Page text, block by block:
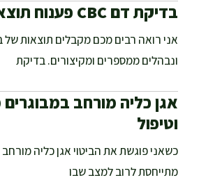
בדיקת דם CBC פענוח תוצאות
ונבהלים ממספרים ומקיצורים. בדיקת
אגן כליה מורחב
וטיפול
כשאני פוגשת את הביטוי אגן כליה
מתייחסת לרוב למצב שבו